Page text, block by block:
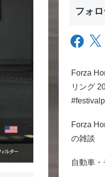
フォ
Facebook
X
Forza
リング
Forza
の雑談
自動車